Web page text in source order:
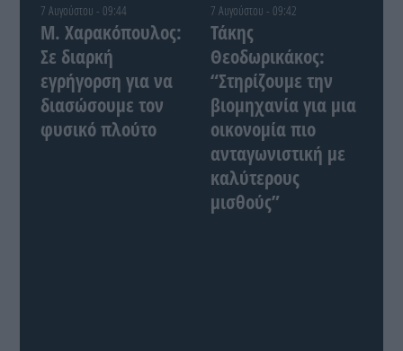
7 Αυγούστου - 09:44
Μ. Χαρακόπουλος:
Σε διαρκή
εγρήγορση για να
διασώσουμε τον
φυσικό πλούτο
7 Αυγούστου - 09:42
Τάκης
Θεοδωρικάκος:
“Στηρίζουμε την
βιομηχανία για μια
οικονομία πιο
ανταγωνιστική με
καλύτερους
μισθούς”